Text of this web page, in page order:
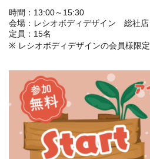
時間：13:00～15:30
会場：レシオボディデザイン 総社店
定員：15名
※ レシオボディデザインの会員様限定